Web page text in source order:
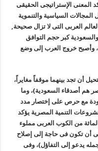
المعنى الإستراتيجى الحقيقى
السياسية والتنموية
العربى التى لا تزال صحيحة,
كبر حجم التوافق
وأصبح خروج العرب إلى وضع
أن تجد بينهما موقفاً مغايراً،
هم أصدقاء السعودية)، وما
مع حرص على إختصار مدد
التنمية المصرية يؤكد
وأن العرب بخير)( وأن 80 فى المائة من الكوب العربى مملوء
أن تكون فى حاجة إلى إصلاح
يدعو إلى التفاؤل)، وفى